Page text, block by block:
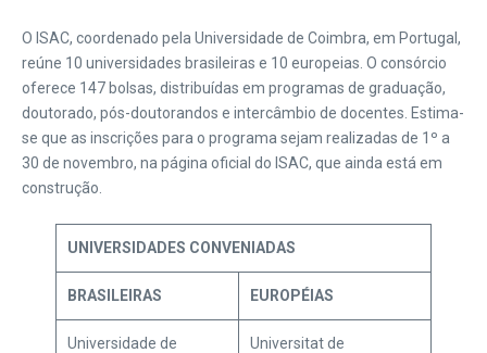
O ISAC, coordenado pela Universidade de Coimbra, em Portugal,
reúne 10 universidades brasileiras e 10 europeias. O consórcio
oferece 147 bolsas, distribuídas em programas de graduação,
doutorado, pós-doutorandos e intercâmbio de docentes. Estima-
se que as inscrições para o programa sejam realizadas de 1º a
30 de novembro, na página oficial do ISAC, que ainda está em
construção.
UNIVERSIDADES CONVENIADAS
BRASILEIRAS EUROPÉIAS
Universidade de
Universitat de